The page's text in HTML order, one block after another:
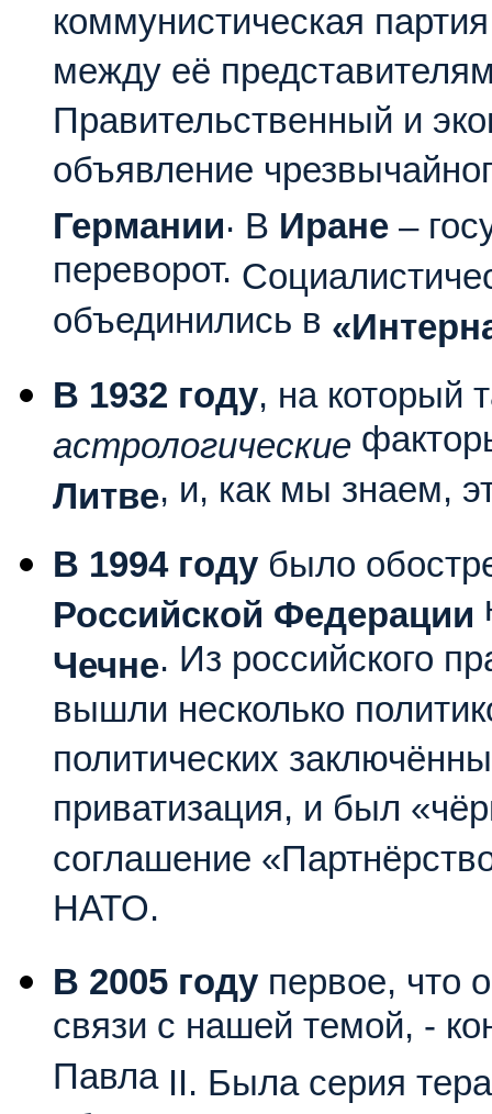
коммунистическая
между её
Правительственный и
объявление
Германии. В Иране –
переворот.
объединились в
В 1932 году, на который
астрологические
Литве, и, как мы знаем,
В 1994 году было
Российской Федерации
Чечне. Из российского
вышли несколько
политических
приватизация, и был
соглашение
НАТО.
В 2005 году первое, что
связи с нашей темой, -
Павла II. Была серия